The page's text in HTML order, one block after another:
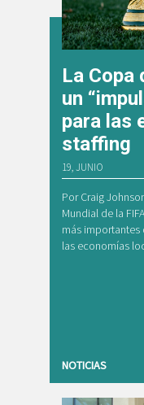
NOTICIAS
La Copa
un
para las
staffing
19, JUNIO
Por Craig
Mundial de la
más importantes
las economías